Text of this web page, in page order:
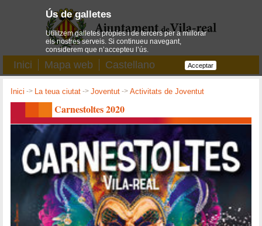
Inici Mapa web Castellano
Inici -> La teua ciutat ->Joventut ->Activitats de Joventut
Carnestoltes 2020
Ús de galletes
Utilitzem galletes pròpies i de tercers per a millorar
els nostres serveis. Si continueu navegant,
considerem que n’accepteu l’ús.
Acceptar